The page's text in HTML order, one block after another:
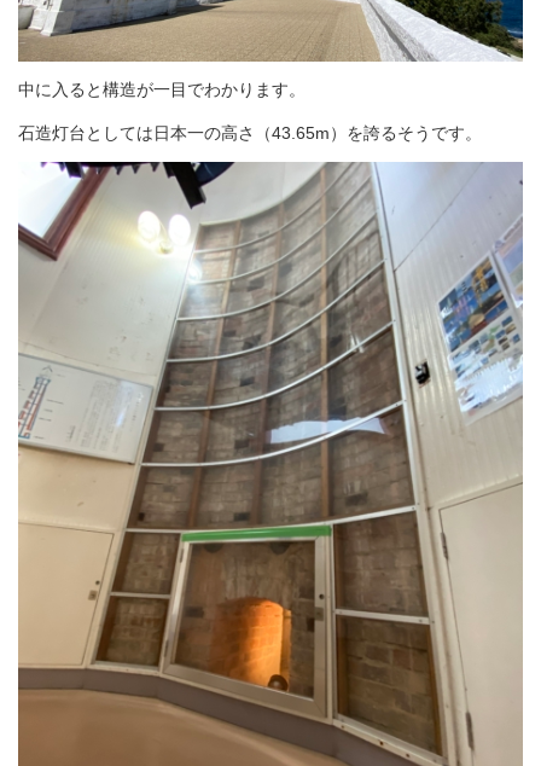
補助金情報
物件一覧
中に入ると構造が一目でわかります。
石造灯台としては日本一の高さ（43.65m）を誇るそうです。